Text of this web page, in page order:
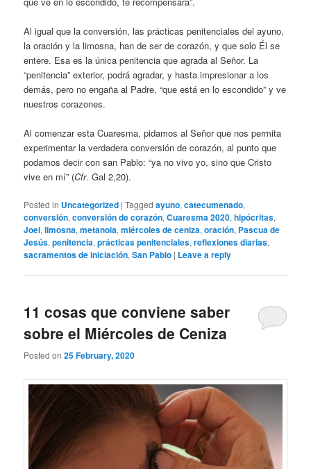
Al igual que la conversión, las prácticas penitenciales del ayuno,
la oración y la limosna, han de ser de corazón, y que solo Él se
entere. Esa es la única penitencia que agrada al Señor. La
“penitencia” exterior, podrá agradar, y hasta impresionar a los
demás, pero no engaña al Padre, “que está en lo escondido” y ve
nuestros corazones.
Al comenzar esta Cuaresma, pidamos al Señor que nos permita
experimentar la verdadera conversión de corazón, al punto que
podamos decir con san Pablo: “ya no vivo yo, sino que Cristo
vive en mí” (Cfr. Gal 2,20).
Posted in Uncategorized |Tagged ayuno,catecumenado,
conversión,conversión de corazón,Cuaresma 2020,hipócritas,
Joel,limosna,metanoia,miércoles de ceniza,oración, Pascua de
Jesús,penitencia,prácticas penitenciales,reflexiones diarias,
sacramentos de iniciación,San Pablo | Leave a reply
11 cosas que conviene saber
sobre el Miércoles de Ceniza
Posted on25 February, 2020